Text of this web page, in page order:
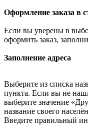
Оформление заказа в
Если вы уверены в
оформить заказ,
Заполнение адреса
Выберите из списка
пункта. Если вы не
выберите значение
название своего
Введите правильный